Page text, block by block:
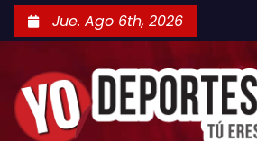
a
Jue. Ago 6th, 2026